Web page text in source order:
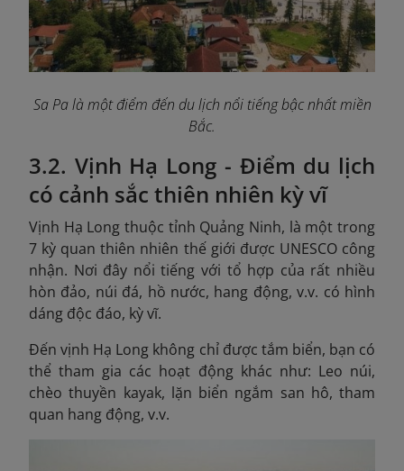
Sa Pa là một điểm đến du lịch nổi tiếng bậc nhất miền
Bắc.
3.2. Vịnh Hạ Long - Điểm du lịch
có cảnh sắc thiên nhiên kỳ vĩ
Vịnh Hạ Long thuộc tỉnh Quảng Ninh, là một trong
7 kỳ quan thiên nhiên thế giới được UNESCO công
nhận. Nơi đây nổi tiếng với tổ hợp của rất nhiều
hòn đảo, núi đá, hồ nước, hang động, v.v. có hình
dáng độc đáo, kỳ vĩ.
Đến vịnh Hạ Long không chỉ được tắm biển, bạn có
thể tham gia các hoạt động khác như: Leo núi,
chèo thuyền kayak, lặn biển ngắm san hô, tham
quan hang động, v.v.